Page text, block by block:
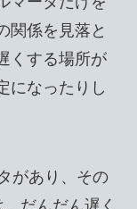
関係を見落と
くする場所が
になったりし
があり、その
だんだん遅く